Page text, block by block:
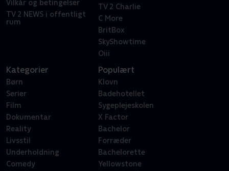
Vilkår og betingelser
TV 2 NEWS i offentligt
rum
TV 2 Charlie
C More
BritBox
SkyShowtime
Oiii
Kategorier
Børn
Serier
Film
Dokumentar
Reality
Livsstil
Underholdning
Comedy
Populært
Klovn
Badehotellet
Sygeplejeskolen
X Factor
Bachelor
Forræder
Bachelorette
Yellowstone